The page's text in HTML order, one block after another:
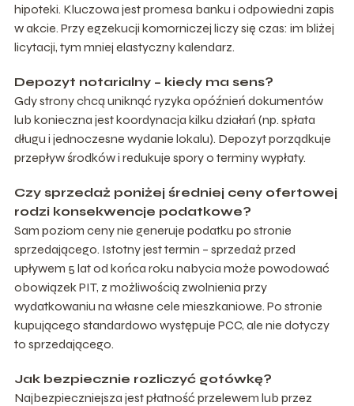
hipoteki. Kluczowa jest promesa banku i odpowiedni zapis
w akcie. Przy egzekucji komorniczej liczy się czas: im bliżej
licytacji, tym mniej elastyczny kalendarz.
Depozyt notarialny – kiedy ma sens?
Gdy strony chcą uniknąć ryzyka opóźnień dokumentów
lub konieczna jest koordynacja kilku działań (np. spłata
długu i jednoczesne wydanie lokalu). Depozyt porządkuje
przepływ środków i redukuje spory o terminy wypłaty.
Czy sprzedaż poniżej średniej ceny ofertowej
rodzi konsekwencje podatkowe?
Sam poziom ceny nie generuje podatku po stronie
sprzedającego. Istotny jest termin – sprzedaż przed
upływem 5 lat od końca roku nabycia może powodować
obowiązek PIT, z możliwością zwolnienia przy
wydatkowaniu na własne cele mieszkaniowe. Po stronie
kupującego standardowo występuje PCC, ale nie dotyczy
to sprzedającego.
Jak bezpiecznie rozliczyć gotówkę?
Najbezpieczniejsza jest płatność przelewem lub przez